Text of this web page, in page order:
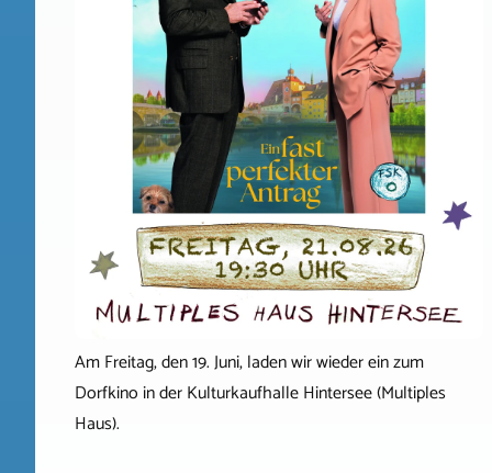
Am Freitag, den 19. Juni, laden wir wieder ein zum
Dorfkino in der Kulturkaufhalle Hintersee (Multiples
Haus).